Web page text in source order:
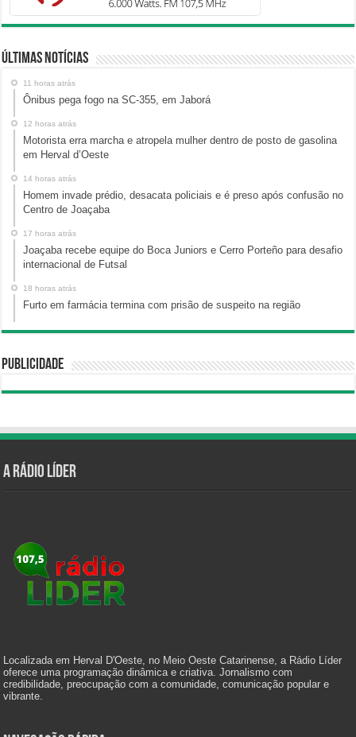
Últimas Notícias
11 horas atrás
Ônibus pega fogo na SC-355, em Jaborá
12 horas atrás
Motorista erra marcha e atropela mulher dentro de posto de gasolina
em Herval d’Oeste
14 horas atrás
Homem invade prédio, desacata policiais e é preso após confusão no
Centro de Joaçaba
17 horas atrás
Joaçaba recebe equipe do Boca Juniors e Cerro Porteño para desafio
internacional de Futsal
18 horas atrás
Furto em farmácia termina com prisão de suspeito na região
Publicidade
A Rádio Líder
Localizada em Herval D'Oeste, no Meio Oeste Catarinense, a Rádio Líder
oferece uma programação dinâmica e criativa. Jornalismo com
credibilidade, preocupação com a comunidade, comunicação popular e
vibrante.